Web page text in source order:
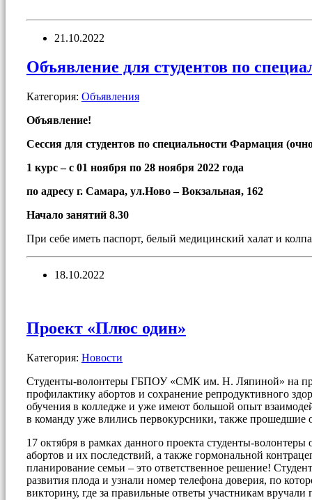
21.10.2022
Объявление для студентов по
Категория: Объявления
Объявление!
Сессия для студентов по специальности Фармация
1 курс – с 01 ноября по 28 ноября 2022 года
по адресу г. Самара, ул.Ново – Вокзальная, 162
Начало занятий 8.30
При себе иметь паспорт, белый медицинский халат и
18.10.2022
Проект «Плюс один»
Категория: Новости
Студенты-волонтеры ГБПОУ «СМК им. Н. Ляпиной» на
профилактику абортов и сохранение репродуктивного
обучения в колледже и уже имеют большой опыт
в команду уже влились первокурсники, также прошедшие
17 октября в рамках данного проекта студенты-
абортов и их последствий, а также гормональной
планирование семьи – это ответственное решение!
развития плода и узнали номер телефона доверия, по
викторину, где за правильные ответы участникам